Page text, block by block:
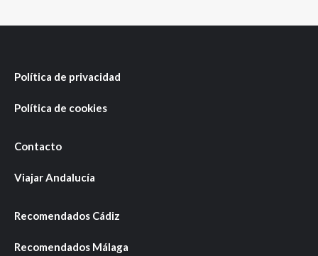
Política de privacidad
Política de cookies
Contacto
Viajar Andalucía
Recomendados Cádiz
Recomendados Málaga